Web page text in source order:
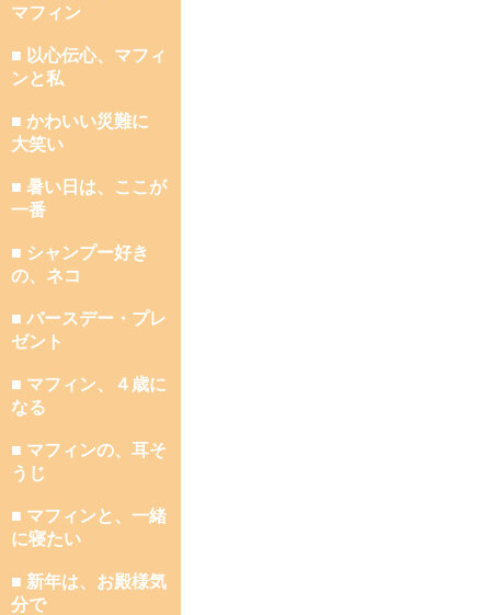
マフィン
■ 以心伝心、マフィ
ンと私
■ かわいい災難に
大笑い
■ 暑い日は、ここが
一番
■ シャンプー好き
の、ネコ
■ バースデー・プレ
ゼント
■ マフィン、４歳に
なる
■ マフィンの、耳そ
うじ
■ マフィンと、一緒
に寝たい
■ 新年は、お殿様気
分で